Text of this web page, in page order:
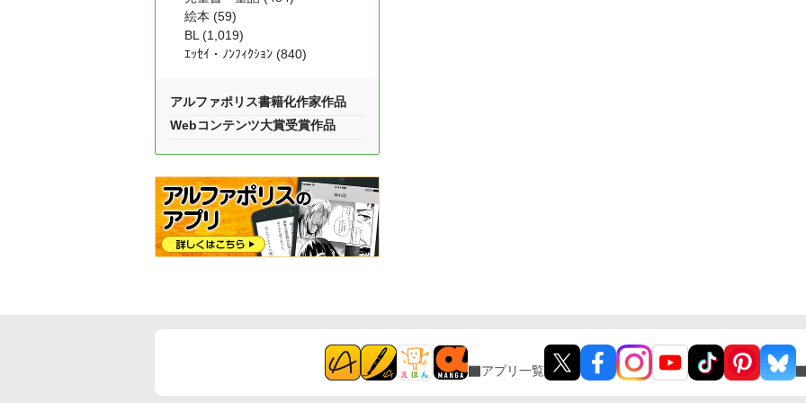
絵本 (59)
BL (1,019)
ｴｯｾｲ・ﾉﾝﾌｨｸｼｮﾝ (840)
アルファポリス書籍化作家作品
Webコンテンツ大賞受賞作品
アプリ一覧